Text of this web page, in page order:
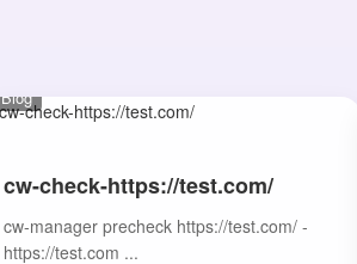
Blog
cw-check-https://test.com/
cw-manager precheck https://test.com/ -
https://test.com ...